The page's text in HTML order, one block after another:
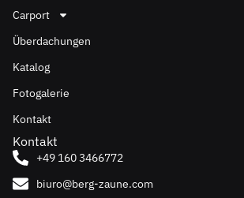
Carport
Überdachungen
Katalog
Fotogalerie
Kontakt
Kontakt
+49 160 3466772
biuro@berg-zaune.com